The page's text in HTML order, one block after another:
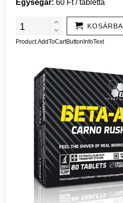
Egységár: 60 Ft / tabletta
KOSÁRBA
Product.AddToCartButtonInfoText